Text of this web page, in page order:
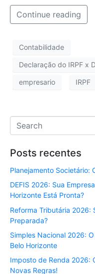
Continue reading
Contabilidade
Declaração do IRPF x
empresario IRPF
Posts recentes
Planejamento Societário:
DEFIS 2026: Sua
Horizonte Está Pronta?
Reforma Tributária 2026:
Preparada?
Simples Nacional 2026:
Belo Horizonte
Imposto de Renda 2026:
Novas Regras!